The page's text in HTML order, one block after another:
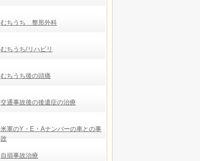
むちうち 整形外科
むちうち/リハビリ
むちうち後の頭痛
交通事故後の後遺症の治療
米軍のY・E・Aナンバーの車との事
故
自損事故治療